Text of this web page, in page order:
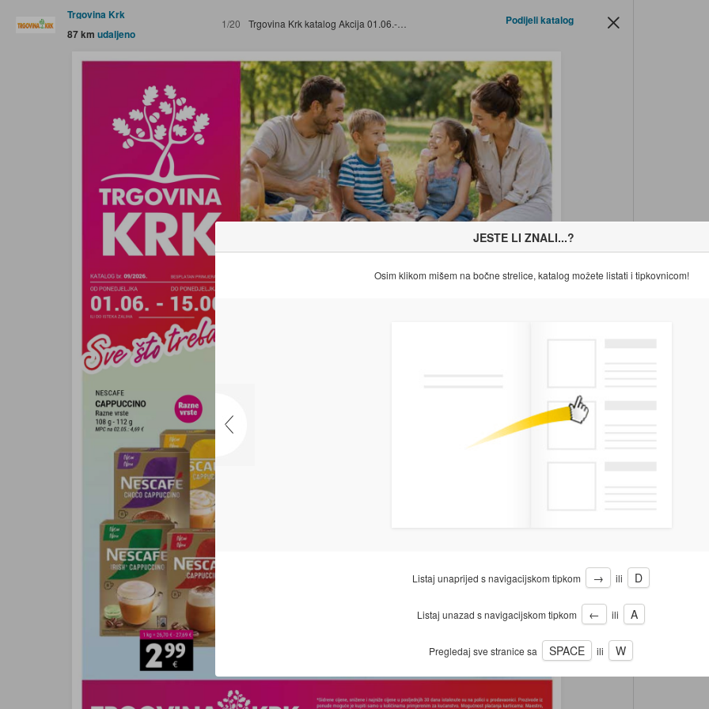
JESTE LI ZNALI...?
Osim klikom mišem na bočne strelice, katalog možete listati i tipkovnicom!
Listaj unaprijed s navigacijskom tipkom → ili D
Listaj unazad s navigacijskom tipkom ← ili A
Pregledaj sve stranice sa SPACE ili W
Trgovina Krk
87 km udaljeno
1/20 Trgovina Krk katalog Akcija 01.06.-15.06.2026. Podijeli katalog